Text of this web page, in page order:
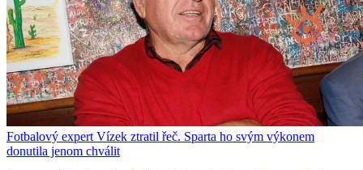
Fotbalový expert Vízek ztratil řeč. Sparta ho svým výkonem
donutila jenom chválit